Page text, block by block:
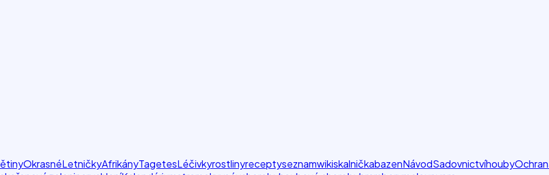
OkrasnéLetničkyAfrikányTagetesLéčivkyrostlinyreceptyseznamwikiskalničkabazenNávodSadovnictvíhouby